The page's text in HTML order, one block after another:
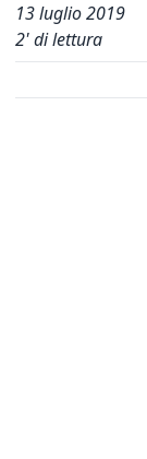
13 luglio 2019
2' di lettura